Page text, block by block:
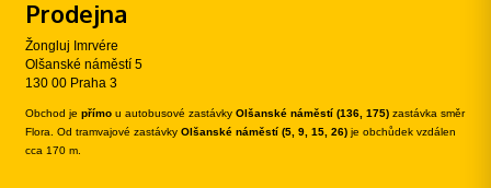
Prodejna
Žongluj Imrvére
Olšanské náměstí 5
130 00 Praha 3
Obchod je přímo u autobusové zastávky Olšanské náměstí (136, 175) zastávka směr
Flora. Od tramvajové zastávky Olšanské náměstí (5, 9, 15, 26) je obchůdek vzdálen
cca 170 m.